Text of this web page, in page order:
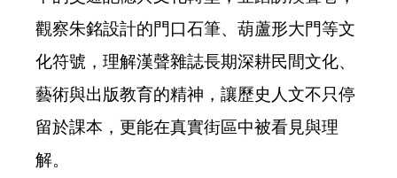
觀察朱銘設計的門口石筆、葫蘆形大門等文
化符號，理解漢聲雜誌長期深耕民間文化、
藝術與出版教育的精神，讓歷史人文不只停
留於課本，更能在真實街區中被看見與理
解。